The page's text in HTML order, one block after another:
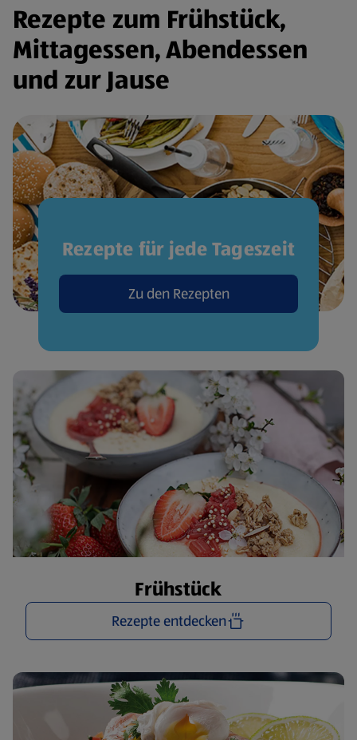
Rezepte zum Frühstück,
Mittagessen, Abendessen
und zur Jause
Rezepte für jede Tageszeit
Zu den Rezepten
Frühstück
Rezepte entdecken